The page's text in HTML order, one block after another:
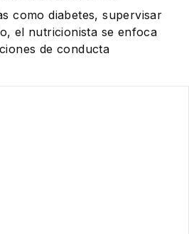
como diabetes, supervisar
el nutricionista se enfoca
de conducta